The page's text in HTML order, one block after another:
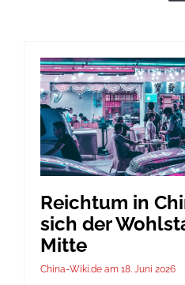
Reichtum in
sich der
Mitte
China-Wiki.de 18. Juni 2026